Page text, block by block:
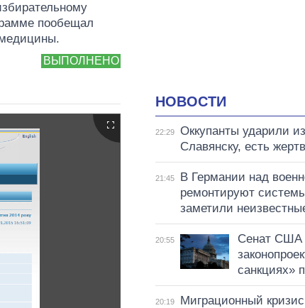
пообещал
ВЫПОЛНЕНО
НОВОСТИ
22:29
Оккупанты ударили
Славянску, есть
21:45
В Германии над
ремонтируют
заметили
20:55
Сенат США
санкциях»
20:19
Миграционный